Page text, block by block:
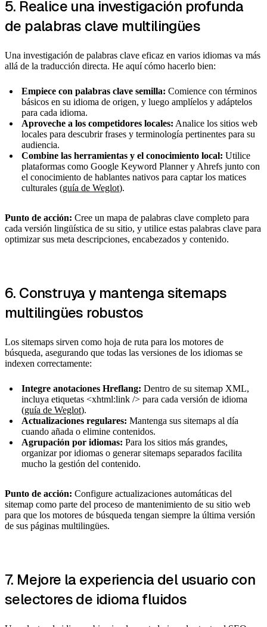
5. Realice una investigación profunda
de palabras clave multilingües
Una investigación de palabras clave eficaz en varios idiomas va más
allá de la traducción directa. He aquí cómo hacerlo bien:
Empiece con palabras clave semilla: Comience con términos
básicos en su idioma de origen, y luego amplíelos y adáptelos
para cada idioma.
Aproveche a los competidores locales: Analice los sitios web
locales para descubrir frases y terminología pertinentes para su
audiencia.
Combine las herramientas y el conocimiento local: Utilice
plataformas como Google Keyword Planner y Ahrefs junto con
el conocimiento de hablantes nativos para captar los matices
culturales (guía de Weglot).
Punto de acción: Cree un mapa de palabras clave completo para
cada versión lingüística de su sitio, y utilice estas palabras clave para
optimizar sus meta descripciones, encabezados y contenido.
6. Construya y mantenga sitemaps
multilingües robustos
Los sitemaps sirven como hoja de ruta para los motores de
búsqueda, asegurando que todas las versiones de los idiomas se
indexen correctamente:
Integre anotaciones Hreflang: Dentro de su sitemap XML,
incluya etiquetas <xhtml:link /> para cada versión de idioma
(guía de Weglot).
Actualizaciones regulares: Mantenga sus sitemaps al día
cuando añada o elimine contenidos.
Agrupación por idiomas: Para los sitios más grandes,
organizar por idiomas o generar sitemaps separados facilita
mucho la gestión del contenido.
Punto de acción: Configure actualizaciones automáticas del
sitemap como parte del proceso de mantenimiento de su sitio web
para que los motores de búsqueda tengan siempre la última versión
de sus páginas multilingües.
7. Mejore la experiencia del usuario con
selectores de idioma fluidos